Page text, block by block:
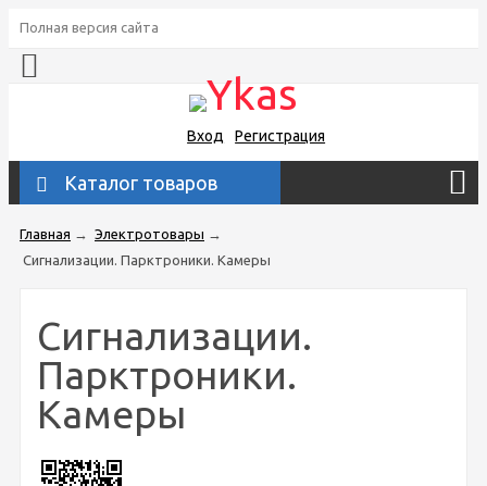
Полная версия сайта
Вход Регистрация
Каталог товаров
Главная → Электротовары →
Сигнализации. Парктроники. Камеры
Сигнализации.
Парктроники.
Камеры